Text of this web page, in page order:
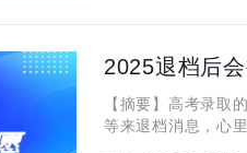
2025退档后
【摘要】高考录取
等来退档消息，心